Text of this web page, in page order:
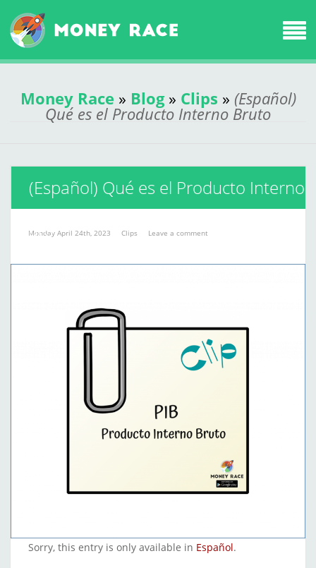
Money Race » Blog» Clips » (Español)
Qué es el Producto Interno Bruto
(Español) Qué es el Producto Interno
Bruto
Monday April 24th, 2023 Clips Leave a comment
Sorry, this entry is only available in Español.